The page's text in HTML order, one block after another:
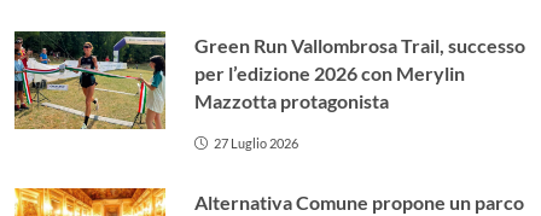
Green Run Vallombrosa Trail, successo
per l’edizione 2026 con Merylin
Mazzotta protagonista
27 Luglio 2026
Alternativa Comune propone un parco